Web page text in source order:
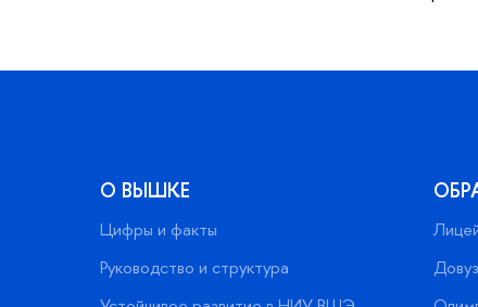
О ВЫШКЕ
Цифры и факты
Руководство и структура